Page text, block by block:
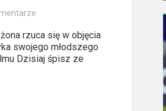
rzuca się w objęcia
swojego młodszego
Dzisiaj śpisz ze